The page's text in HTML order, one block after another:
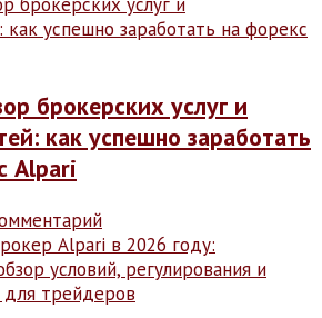
брокерских услуг и
как успешно заработать
Alpari